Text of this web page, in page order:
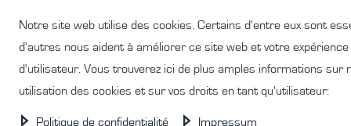
Notre site web utilise des cookies. Certains d'entre eux sont
d'autres nous aident à améliorer ce site web et votre expérience
d'utilisateur. Vous trouverez ici de plus amples informations sur
utilisation des cookies et sur vos droits en tant qu'utilisateur:
Politique de confidentialité Impressum